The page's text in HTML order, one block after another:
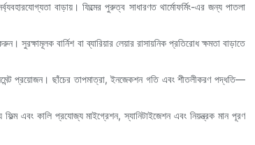
বাড়ায়। ফিল্মের পুরুত্ব সাধারণত থার্মোফর্মিং-এর জন্য পাতলা
সুরক্ষামূলক বার্নিশ বা ব্যারিয়ার লেয়ার রাসায়নিক প্রতিরোধ ক্ষমতা বাড়াতে
প্রয়োজন। ছাঁচের তাপমাত্রা, ইনজেকশন গতি এবং শীতলীকরণ পদ্ধতি—
এবং কালি প্রযোজ্য মাইগ্রেশন, স্যানিটাইজেশন এবং নিয়ন্ত্রক মান পূরণ